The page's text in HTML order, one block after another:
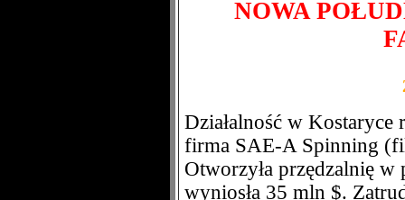
NOWA
Działalność w Kostaryce
firma SAE-A Spinning
Otworzyła przędzalnię
wyniosła 35 mln $.